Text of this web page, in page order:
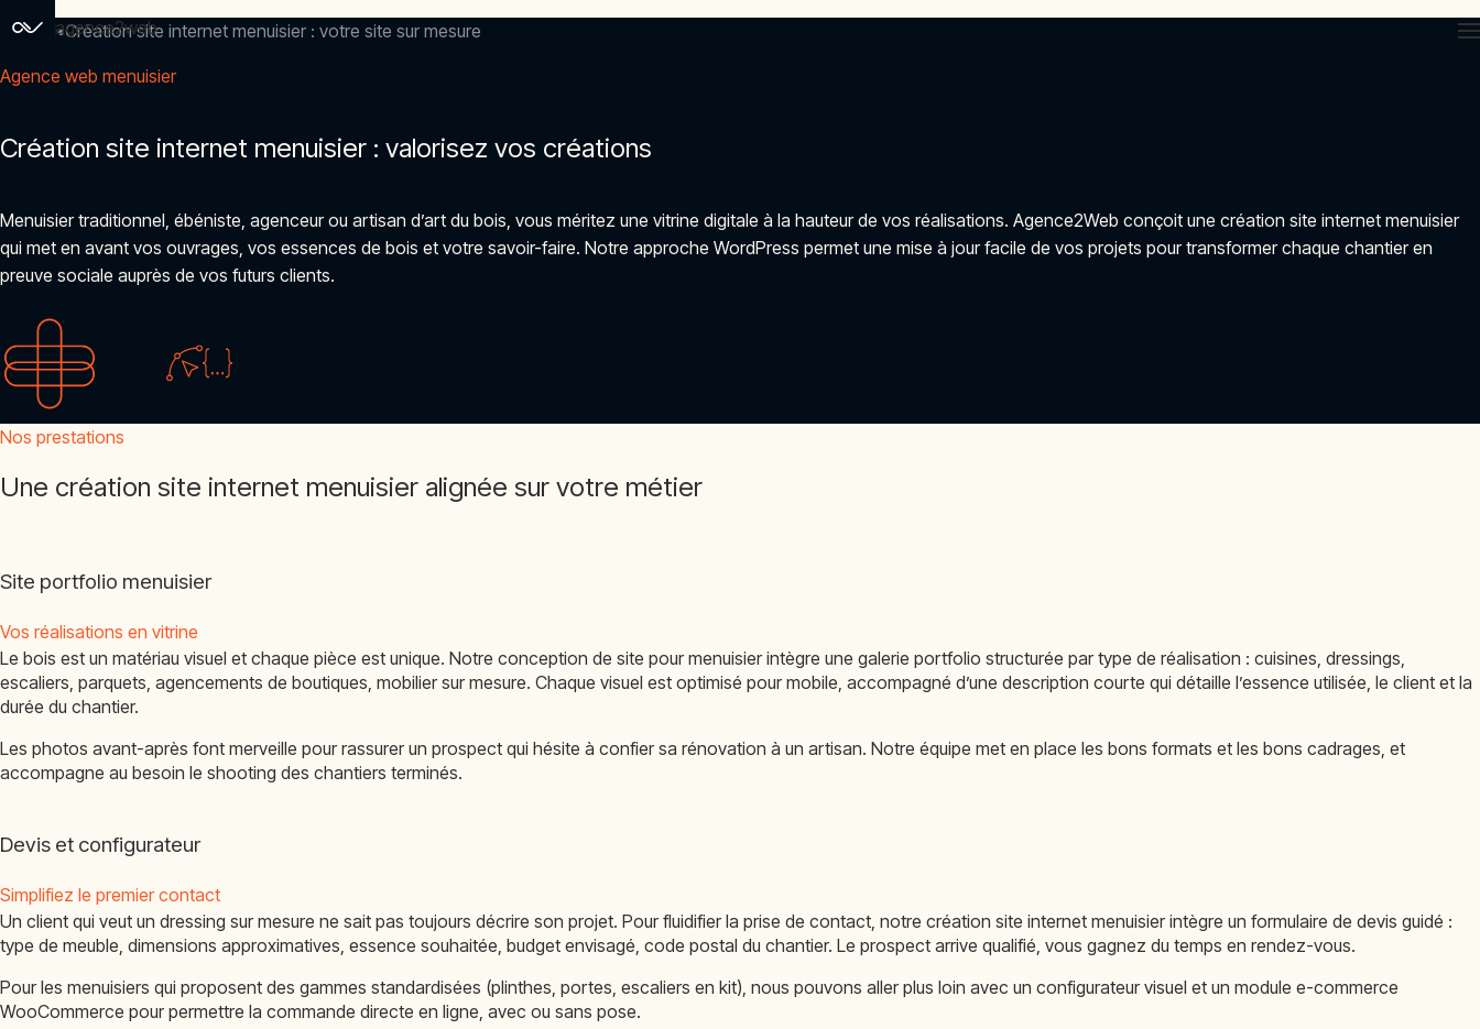
agence2web
Accueil Création site internet menuisier : votre site sur mesure
Agence web menuisier
Création site internet menuisier : valorisez vos créations
Menuisier traditionnel, ébéniste, agenceur ou artisan d’art du bois, vous méritez une vitrine digitale à la hauteur de vos réalisations. Agence2Web conçoit une création site internet menuisier
qui met en avant vos ouvrages, vos essences de bois et votre savoir-faire. Notre approche WordPress permet une mise à jour facile de vos projets pour transformer chaque chantier en
preuve sociale auprès de vos futurs clients.
Nos prestations
Une création site internet menuisier alignée sur votre métier
Site portfolio menuisier
Vos réalisations en vitrine
Le bois est un matériau visuel et chaque pièce est unique. Notre conception de site pour menuisier intègre une galerie portfolio structurée par type de réalisation : cuisines, dressings,
escaliers, parquets, agencements de boutiques, mobilier sur mesure. Chaque visuel est optimisé pour mobile, accompagné d’une description courte qui détaille l’essence utilisée, le client et la
durée du chantier.
Les photos avant-après font merveille pour rassurer un prospect qui hésite à confier sa rénovation à un artisan. Notre équipe met en place les bons formats et les bons cadrages, et
accompagne au besoin le shooting des chantiers terminés.
Devis et configurateur
Simplifiez le premier contact
Un client qui veut un dressing sur mesure ne sait pas toujours décrire son projet. Pour fluidifier la prise de contact, notre création site internet menuisier intègre un formulaire de devis guidé :
type de meuble, dimensions approximatives, essence souhaitée, budget envisagé, code postal du chantier. Le prospect arrive qualifié, vous gagnez du temps en rendez-vous.
Pour les menuisiers qui proposent des gammes standardisées (plinthes, portes, escaliers en kit), nous pouvons aller plus loin avec un configurateur visuel et un module e-commerce
WooCommerce pour permettre la commande directe en ligne, avec ou sans pose.